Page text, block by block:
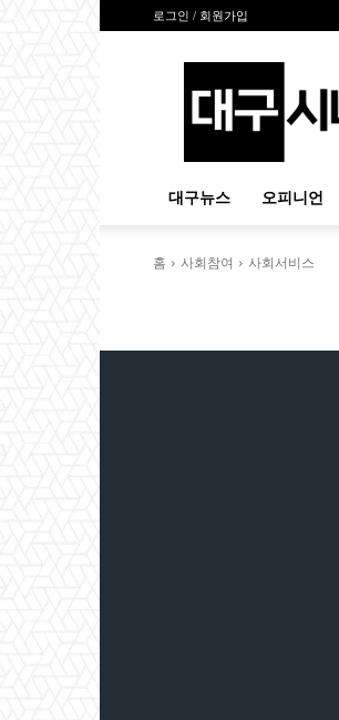
로그인 / 회원가입
대구뉴스 오피니언
홈 사회참여 사회서비스